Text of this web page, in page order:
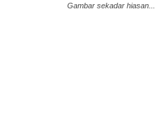
Gambar sekadar hiasan...